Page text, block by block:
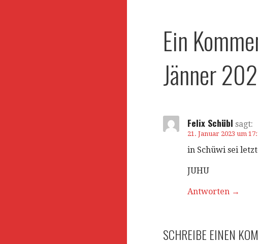
Ein
Jänner
Felix Schübl sagt:
21. Januar 2023 um
in Schüwi sei
JUHU
Antworten
SCHREIBE EINEN